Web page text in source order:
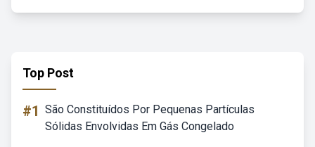
Top Post
#1 São Constituídos Por Pequenas Partículas
Sólidas Envolvidas Em Gás Congelado